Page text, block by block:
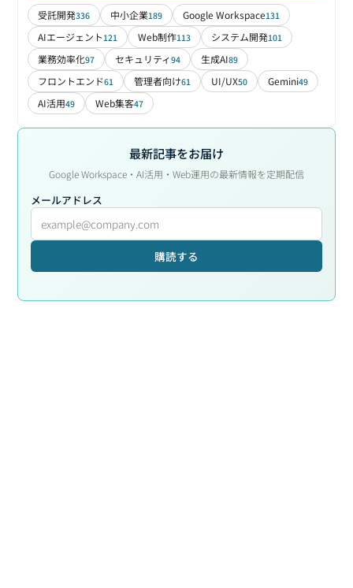
受託開発336 中小企業189 Google Workspace131
AIエージェント 121 Web制作113 システム開発101
業務効率化97 セキュリティ94 生成AI89
フロントエンド61 管理者向け61 UI/UX50 Gemini49
AI活用49 Web集客47
最新記事をお届け
Google Workspace・AI活用・Web運用の最新情報を定期配信
メールアドレス
購読する